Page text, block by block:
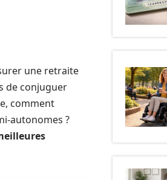
une retraite
de conjuguer
comment
autonomes ?